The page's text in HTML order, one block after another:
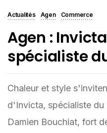
Actualités Agen Commerce
Agen :
spécialiste
Chaleur et style
d'Invicta, spécialiste du
Damien Bouchiat, fort